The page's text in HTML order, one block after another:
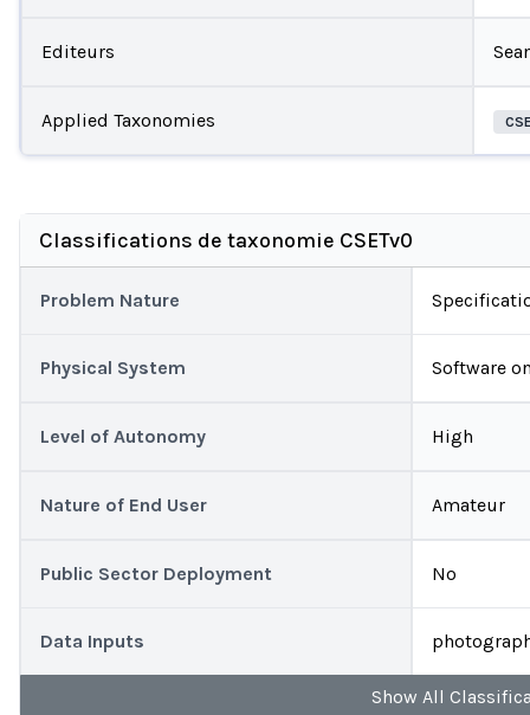
Editeurs
Applied Taxonomies
Classifications de taxonomie CSETv0
Problem Nature
Physical System Software
Level of Autonomy High
Nature of End User Amateur
Public Sector Deployment No
Data Inputs
Show All